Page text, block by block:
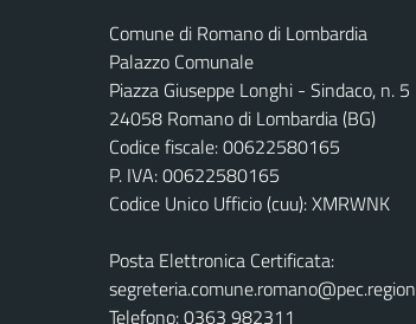
Comune di Romano di Lombardia
Palazzo Comunale
Piazza Giuseppe Longhi - Sindaco, n. 5
24058 Romano di Lombardia (BG)
Codice fiscale: 00622580165
P. IVA: 00622580165
Codice Unico Ufficio (cuu): XMRWNK
Posta Elettronica Certificata:
Telefono: 0363 982311